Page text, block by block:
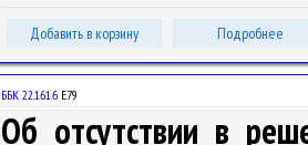
Добавить в корзину Подробнее
ББК 22.161.6 Е79
Об отсутствии в